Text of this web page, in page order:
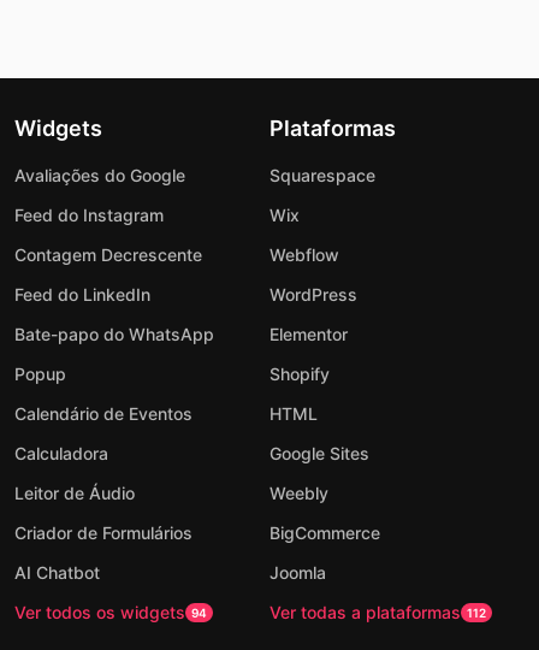
Widgets
Avaliações do Google
Feed do Instagram
Contagem Decrescente
Feed do LinkedIn
Bate-papo do WhatsApp
Popup
Calendário de Eventos
Calculadora
Leitor de Áudio
Criador de Formulários
AI Chatbot
Ver todos os widgets 94
Plataformas
Squarespace
Wix
Webflow
WordPress
Elementor
Shopify
HTML
Google Sites
Weebly
BigCommerce
Joomla
Ver todas a plataformas 112